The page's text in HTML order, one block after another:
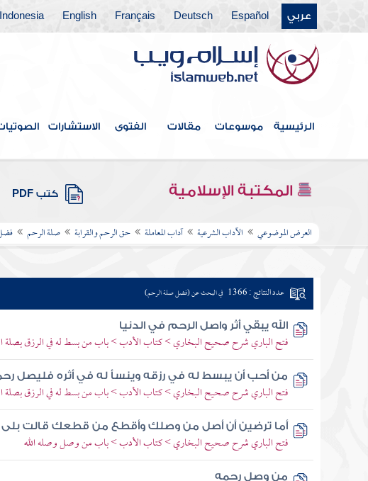
عربي Español
Deutsch
Français
English
Indonesia
الرئيسية موسوعات مقالات الفتوى الاستشارات
المكتبة الإسلامية كتب PDF
العرض الموضوعي الآداب الشرعية آداب المعاملة حق الرحم والقرابة صلة الرحم
عدد النتائج : 1366 في البحث عن (فضل صلة الرحم)
الله يبقي أثر واصل الرحم في الدنيا
فتح الباري شرح صحيح البخاري > كتاب الأدب > باب من بسط له في الرزق بصلة
من أحب أن يبسط له في رزقه وينسأ له في أثره فليصل
فتح الباري شرح صحيح البخاري > كتاب الأدب > باب من بسط له في الرزق بصلة
أما ترضين أن أصل من وصلك وأقطع من قطعك قالت بلى
فتح الباري شرح صحيح البخاري > كتاب الأدب > باب من وصل وصله الله
من وصل رحمه